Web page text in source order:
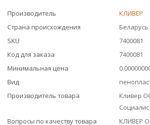
Производитель
КЛИВЕР
Страна происхождения
Беларусь
SKU
7400081
Код для заказа
7400081
Минимальная цена
Вид
Производитель товара
Кливер
Вопросы по качеству товара
КЛИВЕР